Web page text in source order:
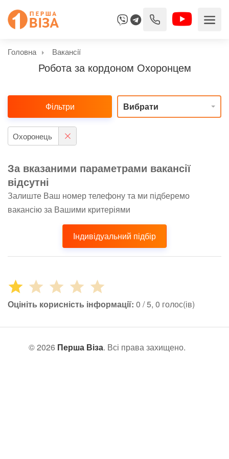
Робота за кордоном Охоронцем
Головна Вакансії
Фільтри Вибрати
Охоронець
За вказаними параметрами вакансії
відсутні
Залиште Ваш номер телефону та ми підберемо
вакансію за Вашими критеріями
Індивідуальний підбір
Оцініть корисність інформації: 0 / 5, 0 голос(ів)
© 2026 Перша Віза. Всі права захищено.